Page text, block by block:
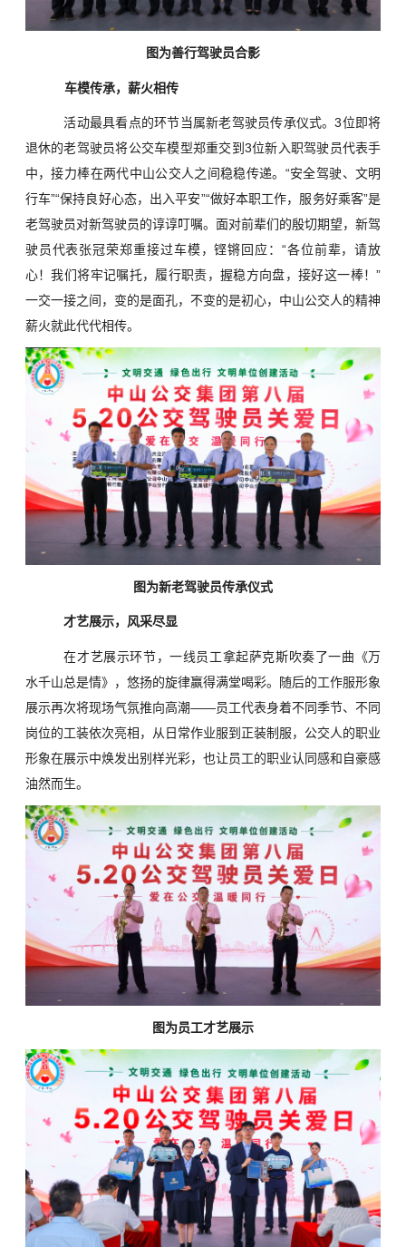
图为善行驾驶员合影
车模传承，薪火相传
活动最具看点的环节当属新老驾驶员传承仪式。3位即将
退休的老驾驶员将公交车模型郑重交到3位新入职驾驶员代表手
中，接力棒在两代中山公交人之间稳稳传递。“安全驾驶、文明
行车”“保持良好心态，出入平安”“做好本职工作，服务好乘客”是
老驾驶员对新驾驶员的谆谆叮嘱。面对前辈们的殷切期望，新驾
驶员代表张冠荣郑重接过车模，铿锵回应：“各位前辈，请放
心！我们将牢记嘱托，履行职责，握稳方向盘，接好这一棒！”
一交一接之间，变的是面孔，不变的是初心，中山公交人的精神
薪火就此代代相传。
图为新老驾驶员传承仪式
才艺展示，风采尽显
在才艺展示环节，一线员工拿起萨克斯吹奏了一曲《万
水千山总是情》，悠扬的旋律赢得满堂喝彩。随后的工作服形象
展示再次将现场气氛推向高潮——员工代表身着不同季节、不同
岗位的工装依次亮相，从日常作业服到正装制服，公交人的职业
形象在展示中焕发出别样光彩，也让员工的职业认同感和自豪感
油然而生。
图为员工才艺展示